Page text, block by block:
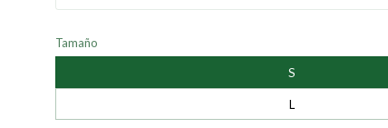
Tamaño
S
L